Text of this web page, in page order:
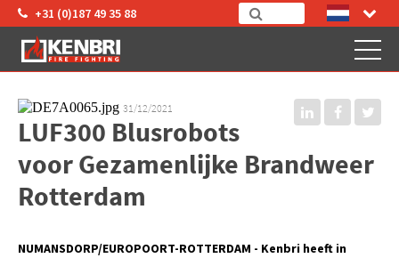
+31 (0)187 49 35 88
31/12/2021
LUF300 Blusrobots
voor Gezamenlijke Brandweer
Rotterdam
NUMANSDORP/EUROPOORT-ROTTERDAM - Kenbri heeft in